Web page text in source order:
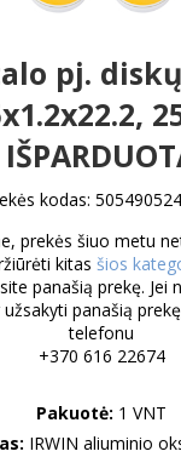
pj.
kodas:
prekės šiuo metu
kitas šios
panašią prekę. Jei
panašią
telefonu
+370 616 22674
Pakuotė: 1 VNT
IRWIN aliuminio